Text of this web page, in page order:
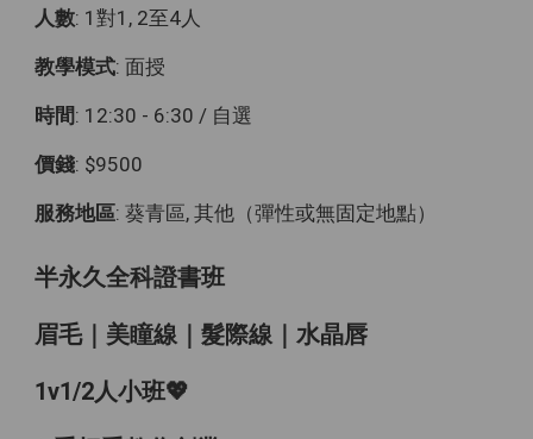
人數: 1對1, 2至4人
教學模式: 面授
時間: 12:30 - 6:30 / 自選
價錢: $9500
服務地區: 葵青區, 其他（彈性或無固定地點）
半永久全科證書班
眉毛｜美瞳線｜髮際線｜水晶唇
1v1/2人小班💖